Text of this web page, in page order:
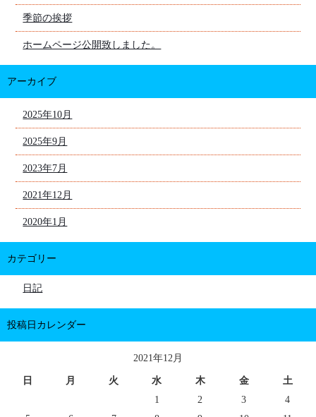
季節の挨拶
ホームページ公開致しました。
アーカイブ
2025年10月
2025年9月
2023年7月
2021年12月
2020年1月
カテゴリー
日記
投稿日カレンダー
2021年12月
日 月 火 水 木 金
土
1
2 3
4